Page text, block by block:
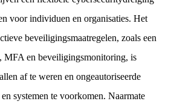
voor individuen en organisaties. Het
beveiligingsmaatregelen, zoals een
MFA en beveiligingsmonitoring, is
af te weren en ongeautoriseerde
systemen te voorkomen. Naarmate